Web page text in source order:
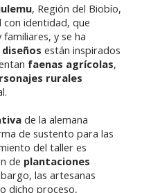
, Región del Biobío,
identidad, que
y se ha
diseños están inspirados
faenas agrícolas,
rurales
de la alemana
de sustento para las
del taller es
de plantaciones
las artesanas
dicho proceso,